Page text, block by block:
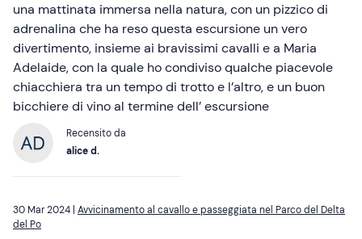
una mattinata immersa nella natura, con un pizzico di
adrenalina che ha reso questa escursione un vero
divertimento, insieme ai bravissimi cavalli e a Maria
Adelaide, con la quale ho condiviso qualche piacevole
chiacchiera tra un tempo di trotto e l’altro, e un buon
bicchiere di vino al termine dell’ escursione
Recensito da
alice d.
30 Mar 2024 | Avvicinamento al cavallo e passeggiata nel Parco del Delta
del Po